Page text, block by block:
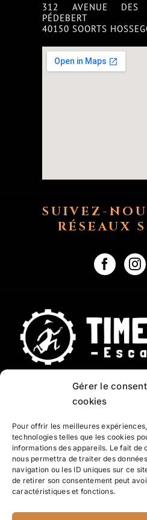
Gérer le
cookies
Pour offrir les meilleures
technologies telles que les cookies
informations des appareils. Le fait de
nous permettra de traiter des
navigation ou les ID uniques sur ce
de retirer son consentement peut
caractéristiques et fonctions.
312 AVENUE DES
PÉDEBERT
40150 SOORTS
SUIVEZ-
RÉSEAUX
Questions
CGV
Contact
Mentions
Politique de